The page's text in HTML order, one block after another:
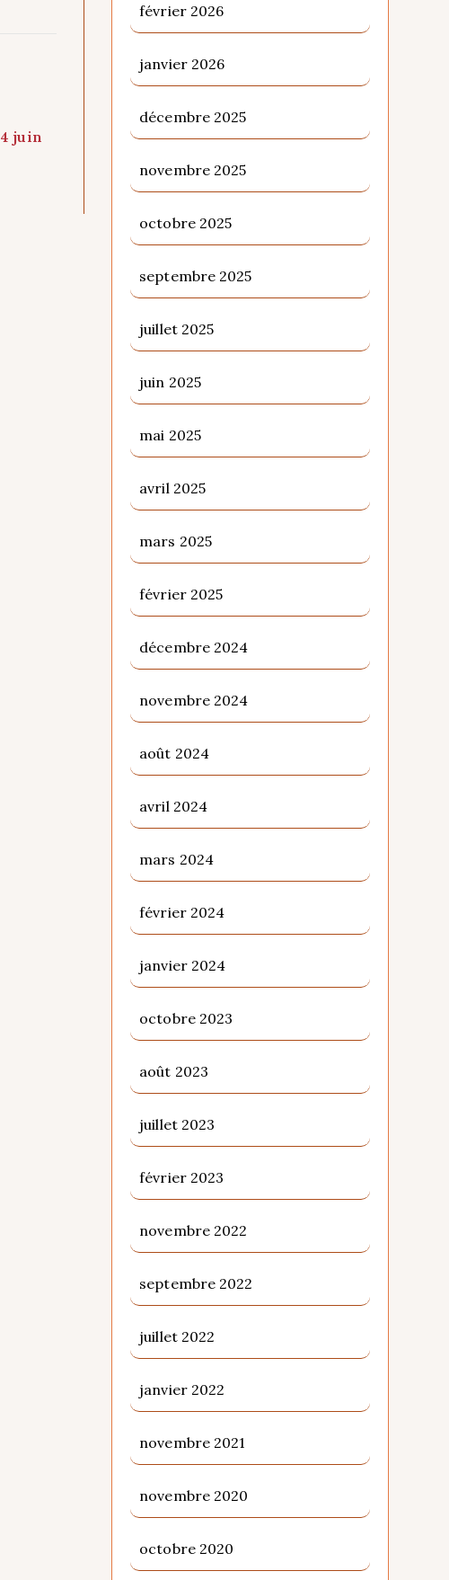
juin
février 2026
janvier 2026
décembre 2025
novembre 2025
octobre 2025
septembre 2025
juillet 2025
juin 2025
mai 2025
avril 2025
mars 2025
février 2025
décembre 2024
novembre 2024
août 2024
avril 2024
mars 2024
février 2024
janvier 2024
octobre 2023
août 2023
juillet 2023
février 2023
novembre 2022
septembre 2022
juillet 2022
janvier 2022
novembre 2021
novembre 2020
octobre 2020